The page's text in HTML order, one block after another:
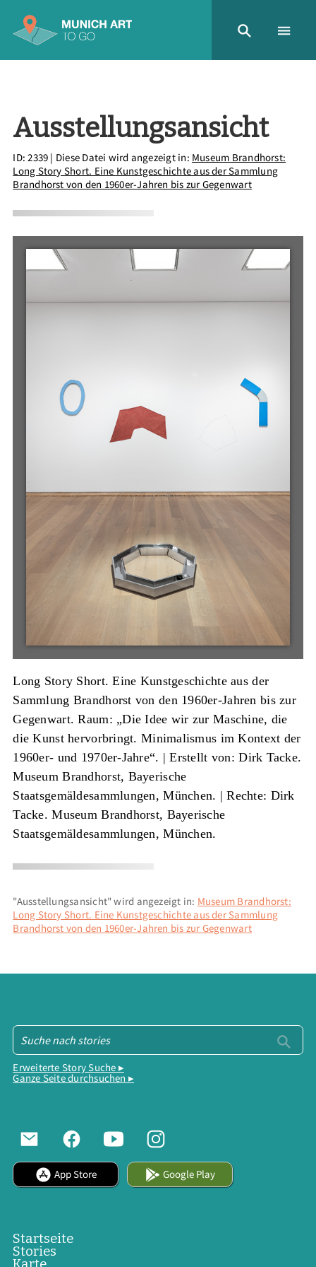
Ausstellungsansicht
ID: 2339 | Diese Datei wird angezeigt in: Museum Brandhorst:
Long Story Short. Eine Kunstgeschichte aus der Sammlung
Brandhorst von den 1960er-Jahren bis zur Gegenwart
Long Story Short. Eine Kunstgeschichte aus der
Sammlung Brandhorst von den 1960er-Jahren bis zur
Gegenwart. Raum: „Die Idee wir zur Maschine, die
die Kunst hervorbringt. Minimalismus im Kontext der
1960er- und 1970er-Jahre“. |Erstellt von: Dirk Tacke.
Museum Brandhorst, Bayerische
Staatsgemäldesammlungen, München. | Rechte: Dirk
Tacke. Museum Brandhorst, Bayerische
Staatsgemäldesammlungen, München.
"Ausstellungsansicht" wird angezeigt in: Museum Brandhorst:
Long Story Short. Eine Kunstgeschichte aus der Sammlung
Brandhorst von den 1960er-Jahren bis zur Gegenwart
Erweiterte Story Suche ▸
Ganze Seite durchsuchen ▸
App Store Google Play
Startseite
Stories